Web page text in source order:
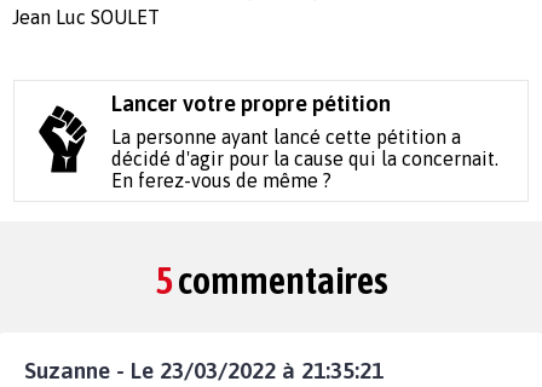
Jean Luc SOULET
Lancer votre propre pétition
La personne ayant lancé cette pétition a
décidé d'agir pour la cause qui la concernait.
En ferez-vous de même ?
5commentaires
Suzanne - Le 23/03/2022 à 21:35:21